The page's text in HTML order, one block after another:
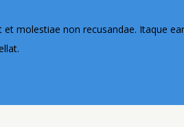
molestiae non recusandae. Itaque